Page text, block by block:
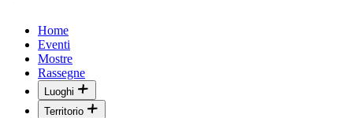
Home
Eventi
Mostre
Rassegne
Luoghi
Territorio